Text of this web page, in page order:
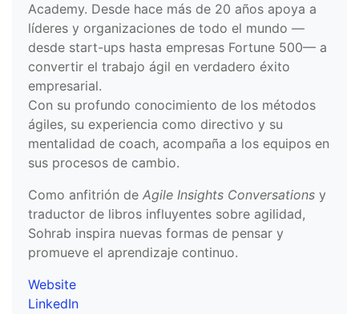
Academy. Desde hace más de 20 años apoya a
líderes y organizaciones de todo el mundo —
desde start-ups hasta empresas Fortune 500— a
convertir el trabajo ágil en verdadero éxito
empresarial.
Con su profundo conocimiento de los métodos
ágiles, su experiencia como directivo y su
mentalidad de coach, acompaña a los equipos en
sus procesos de cambio.
Como anfitrión de Agile Insights Conversations y
traductor de libros influyentes sobre agilidad,
Sohrab inspira nuevas formas de pensar y
promueve el aprendizaje continuo.
Website
LinkedIn